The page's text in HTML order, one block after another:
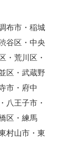
布市・稲城
谷区・中央
・荒川区・
区・武蔵野
市・府中
八王子市・
区・練馬
村山市・東